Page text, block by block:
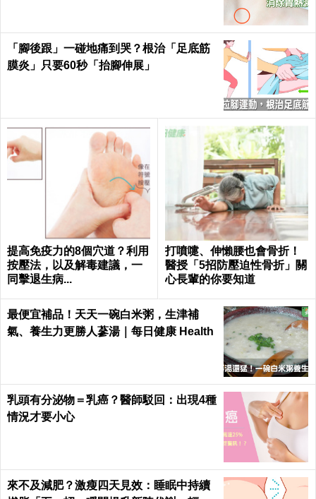
「腳後跟」一碰地痛到哭？根治「足底筋
膜炎」只要60秒「抬腳伸展」
提高免疫力的8個穴道？利用
按壓法，以及解毒建議，一
同擊退生病...
打噴嚏、伸懶腰也會骨折！
醫授「5招防壓迫性骨折」關
心長輩的你要知道
最便宜補品！天天一碗白米粥，生津補
氣、養生力更勝人蔘湯｜每日健康 Health
乳頭有分泌物＝乳癌？醫師駁回：出現4種
情況才要小心
來不及減肥？激瘦四天見效：睡眠中持續